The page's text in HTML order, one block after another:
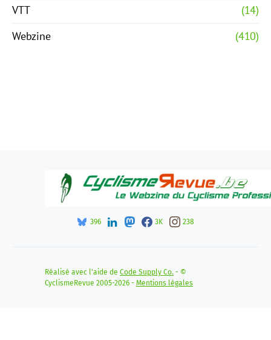
VTT
(14)
Webzine
(410)
396 3K 238
Réalisé avec l'aide de Code Supply Co. - ©
CyclismeRevue 2005-2026 - Mentions légales